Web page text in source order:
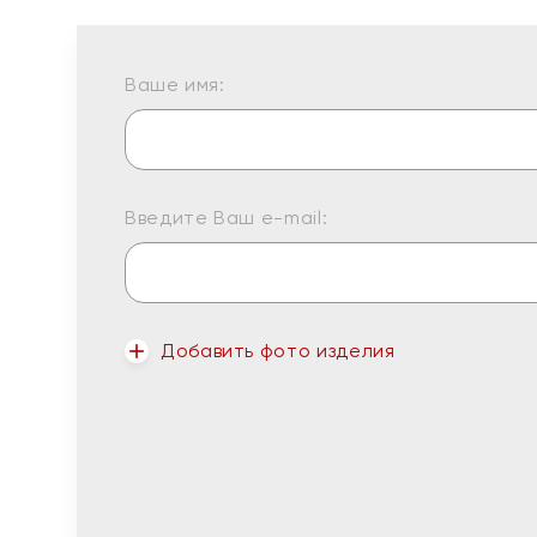
Ваше имя:
Введите Ваш e-mail:
Добавить фото изделия